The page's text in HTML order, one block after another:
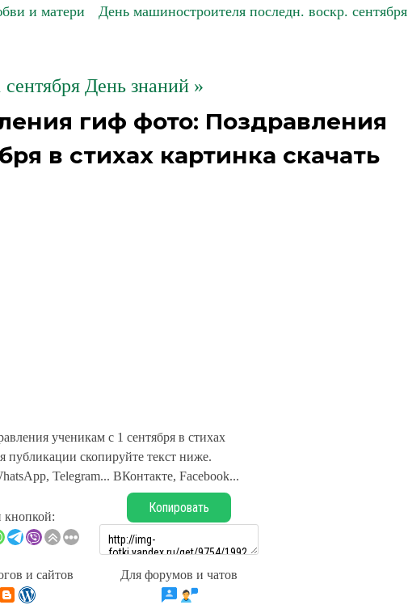
и матери
День машиностроителя последн. воскр. сентября
сентября День знаний »
гиф фото: Поздравления
в стихах картинка скачать
ученикам с 1 сентября в стихах
публикации скопируйте текст ниже.
Telegram... ВКонтакте, Facebook...
Копировать
и сайтов Для форумов и чатов